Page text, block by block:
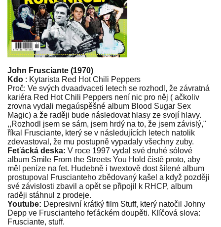
John Frusciante (1970)
Kdo : Kytarista Red Hot Chili Peppers
Proč: Ve svých dvaadvaceti letech se rozhodl, že závratná
kariéra Red Hot Chili Peppers není nic pro něj ( ačkoliv
zrovna vydali megaúspěšné album Blood Sugar Sex
Magic) a že raději bude následovat hlasy ze svojí hlavy.
,,Rozhodl jsem se sám, jsem hrdý na to, že jsem závislý,"
říkal Frusciante, který se v následujících letech natolik
zdevastoval, že mu postupně vypadaly všechny zuby.
Feťácká deska: V roce 1997 vydal své druhé sólové
album Smile From the Streets You Hold čistě proto, aby
měl peníze na fet. Hudebně i twextově dost šílené album
prostupoval Fruscianteho zbědovaný kašel a když později
své závislosti zbavil a opět se připojil k RHCP, album
raději stáhnul z prodeje.
Youtube: Depresivní krátký film Stuff, který natočil Johny
Depp ve Fruscianteho feťáckém doupěti. Klíčová slova:
Frusciante, stuff.